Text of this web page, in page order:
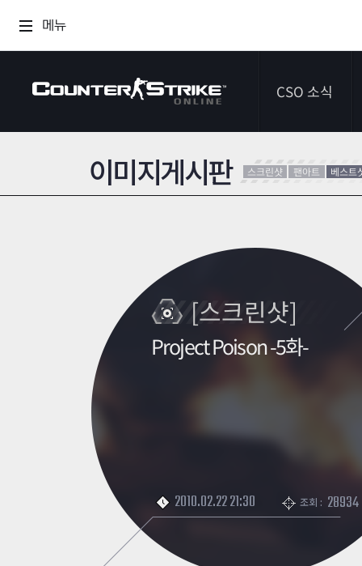
메뉴
CSO 소식
공지사항
이미지게시판 스크린샷 팬아트 베스트
[스크린샷]
Project Poison -5화-
2010.02.22 21:30 조회 : 28934